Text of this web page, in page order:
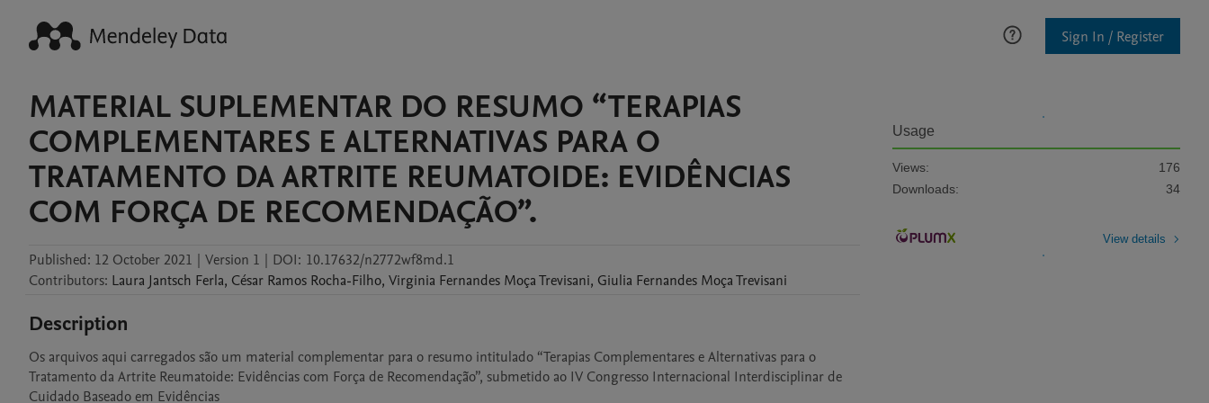
Sign In / Register
MATERIAL SUPLEMENTAR DO RESUMO “TERAPIAS
COMPLEMENTARES E ALTERNATIVAS PARA O
TRATAMENTO DA ARTRITE REUMATOIDE: EVIDÊNCIAS
COM FORÇA DE RECOMENDAÇÃO”.
Published: 12 October 2021 | Version 1 | DOI: 10.17632/n2772wf8md.1
Contributors: Laura Jantsch Ferla, César Ramos Rocha-Filho, Virginia Fernandes Moça Trevisani, Giulia Fernandes Moça Trevisani
Description
Os arquivos aqui carregados são um material complementar para o resumo intitulado “Terapias Complementares e Alternativas para o
Tratamento da Artrite Reumatoide: Evidências com Força de Recomendação”, submetido ao IV Congresso Internacional Interdisciplinar de
Usage
Views:
176
Downloads:
34
View details